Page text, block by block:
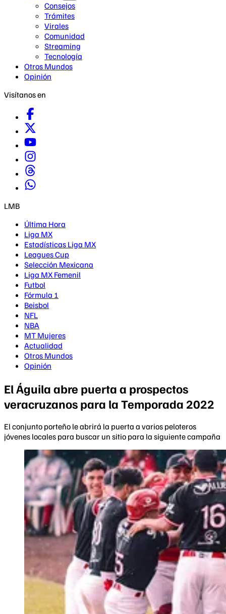
Consejos
Trámites
Virales
Comunidad
Streaming
Tecnología
Otros Mundos
Opinión
Visítanos en
LMB
Última Hora
Liga MX
Estadísticas Liga MX
Leagues Cup
Selección Mexicana
Liga MX Femenil
Futbol
Fórmula 1
Beisbol
NFL
NBA
MT Mujeres
Actualidad
Otros Mundos
Opinión
El Águila abre puerta a prospectos
veracruzanos para la Temporada 2022
El conjunto porteño le abrirá la puerta a varios peloteros
jóvenes locales para buscar un sitio para la siguiente campaña